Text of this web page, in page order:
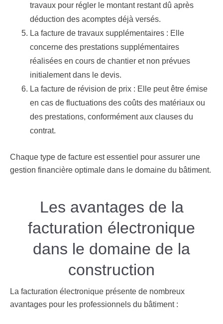
travaux pour régler le montant restant dû après
déduction des acomptes déjà versés.
La facture de travaux supplémentaires : Elle
concerne des prestations supplémentaires
réalisées en cours de chantier et non prévues
initialement dans le devis.
La facture de révision de prix : Elle peut être émise
en cas de fluctuations des coûts des matériaux ou
des prestations, conformément aux clauses du
contrat.
Chaque type de facture est essentiel pour assurer une
gestion financière optimale dans le domaine du bâtiment.
Les avantages de la
facturation électronique
dans le domaine de la
construction
La facturation électronique présente de nombreux
avantages pour les professionnels du bâtiment :